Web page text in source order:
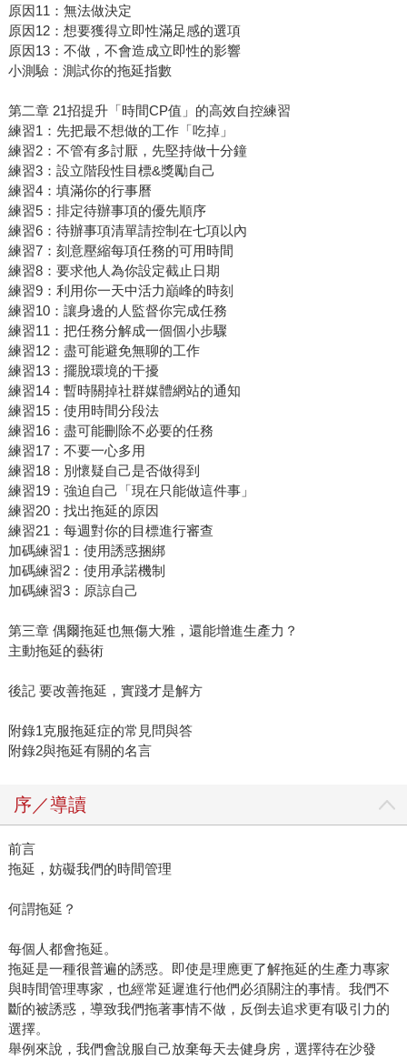
原因11：無法做決定
原因12：想要獲得立即性滿足感的選項
原因13：不做，不會造成立即性的影響
小測驗：測試你的拖延指數
第二章 21招提升「時間CP值」的高效自控練習
練習1：先把最不想做的工作「吃掉」
練習2：不管有多討厭，先堅持做十分鐘
練習3：設立階段性目標&獎勵自己
練習4：填滿你的行事曆
練習5：排定待辦事項的優先順序
練習6：待辦事項清單請控制在七項以內
練習7：刻意壓縮每項任務的可用時間
練習8：要求他人為你設定截止日期
練習9：利用你一天中活力巔峰的時刻
練習10：讓身邊的人監督你完成任務
練習11：把任務分解成一個個小步驟
練習12：盡可能避免無聊的工作
練習13：擺脫環境的干擾
練習14：暫時關掉社群媒體網站的通知
練習15：使用時間分段法
練習16：盡可能刪除不必要的任務
練習17：不要一心多用
練習18：別懷疑自己是否做得到
練習19：強迫自己「現在只能做這件事」
練習20：找出拖延的原因
練習21：每週對你的目標進行審查
加碼練習1：使用誘惑捆綁
加碼練習2：使用承諾機制
加碼練習3：原諒自己
第三章 偶爾拖延也無傷大雅，還能增進生產力？
主動拖延的藝術
後記 要改善拖延，實踐才是解方
附錄1克服拖延症的常見問與答
附錄2與拖延有關的名言
序／導讀
前言
拖延，妨礙我們的時間管理
何謂拖延？
每個人都會拖延。
拖延是一種很普遍的誘惑。即使是理應更了解拖延的生產力專家
與時間管理專家，也經常延遲進行他們必須關注的事情。我們不
斷的被誘惑，導致我們拖著事情不做，反倒去追求更有吸引力的
選擇。
舉例來說，我們會說服自己放棄每天去健身房，選擇待在沙發